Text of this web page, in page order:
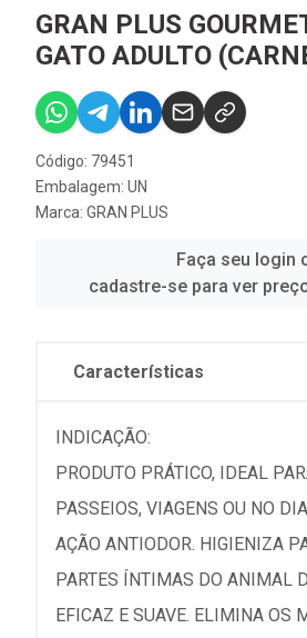
GRAN PLUS
GATO ADULTO
Código: 79451
Embalagem: UN
Marca: GRAN PLUS
Faça seu login
cadastre-se para ver
Características
INDICAÇÃO:
PRODUTO PRÁTICO, IDEAL
PASSEIOS, VIAGENS OU NO
AÇÃO ANTIODOR. HIGIENIZA
PARTES ÍNTIMAS DO ANIMAL
EFICAZ E SUAVE. ELIMINA OS